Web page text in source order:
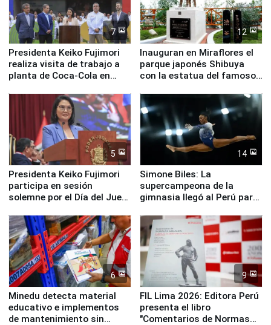
7
Presidenta Keiko Fujimori
realiza visita de trabajo a
planta de Coca-Cola en
12
Inauguran en Miraflores el
parque japonés Shibuya
con la estatua del famoso
5
Presidenta Keiko Fujimori
participa en sesión
solemne por el Día del Juez
14
Simone Biles: La
supercampeona de la
gimnasia llegó al Perú para
Panamericanos Lima 2027
6
Minedu detecta material
educativo e implementos
de mantenimiento sin
9
FIL Lima 2026: Editora Perú
presenta el libro
"Comentarios de Normas